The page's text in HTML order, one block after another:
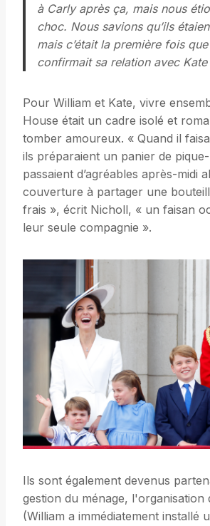
à Carly après ça, mais nous
choc. Nous savions qu’ils
mais c’était la première fois
confirmait sa relation avec
Pour William et Kate, vivre
House était un cadre isolé et
tomber amoureux. « Quand il
ils préparaient un panier de
passaient d’agréables après-midi
couverture à partager une
frais », écrit Nicholl, « un faisan
leur seule compagnie ».
Ils sont également devenus
gestion du ménage, l'organisation
(William a immédiatement installé